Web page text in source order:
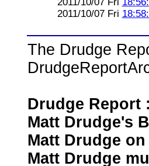
2011/10/07 Fri
The Drudge
Drudge Report
Matt Drudge's
Matt Drudge
Matt Drudge